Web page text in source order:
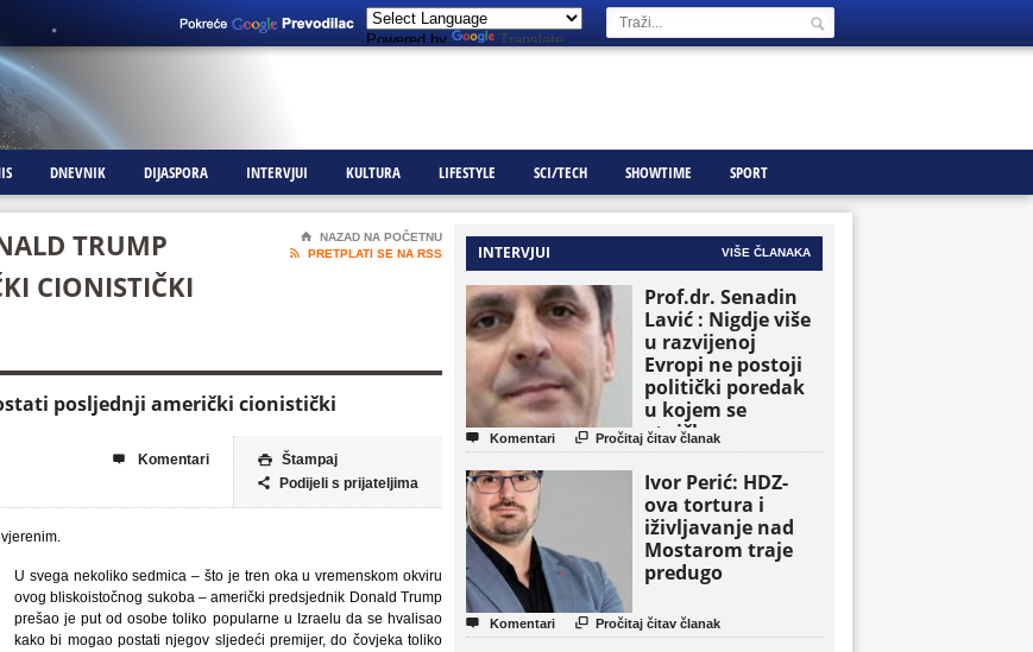
Powered by Translate
DNEVNIK DIJASPORA INTERVJUI KULTURA LIFESTYLE SCI/TECH SHOWTIME SPORT
TRUMP
CIONISTIČKI
⌂
NAZAD NA POČETNU

PRETPLATI SE NA RSS
posljednji američki cionistički
 Štampaj
 Podijeli s prijateljima
 Komentari
U svega nekoliko sedmica – što je tren oka u vremenskom okviru
ovog bliskoistočnog sukoba – američki predsjednik Donald Trump
prešao je put od osobe toliko popularne u Izraelu da se hvalisao
kako bi mogao postati njegov sljedeći premijer, do čovjeka toliko
INTERVJUI VIŠE ČLANAKA
Prof.dr. Senadin
Lavić : Nigdje više
u razvijenoj
Evropi ne postoji
politički poredak
u kojem se
etničke grupe
pojavljuju kao
osnovne političke
jedinice
 Komentari  Pročitaj čitav članak
Ivor Perić: HDZ-
ova tortura i
iživljavanje nad
Mostarom traje
predugo
 Komentari  Pročitaj čitav članak